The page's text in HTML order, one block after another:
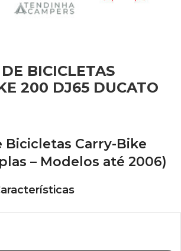
BICICLETAS
200 DJ65 DUCATO
Bicicletas Carry-Bike
– Modelos até 2006)
desenhado especialmente para